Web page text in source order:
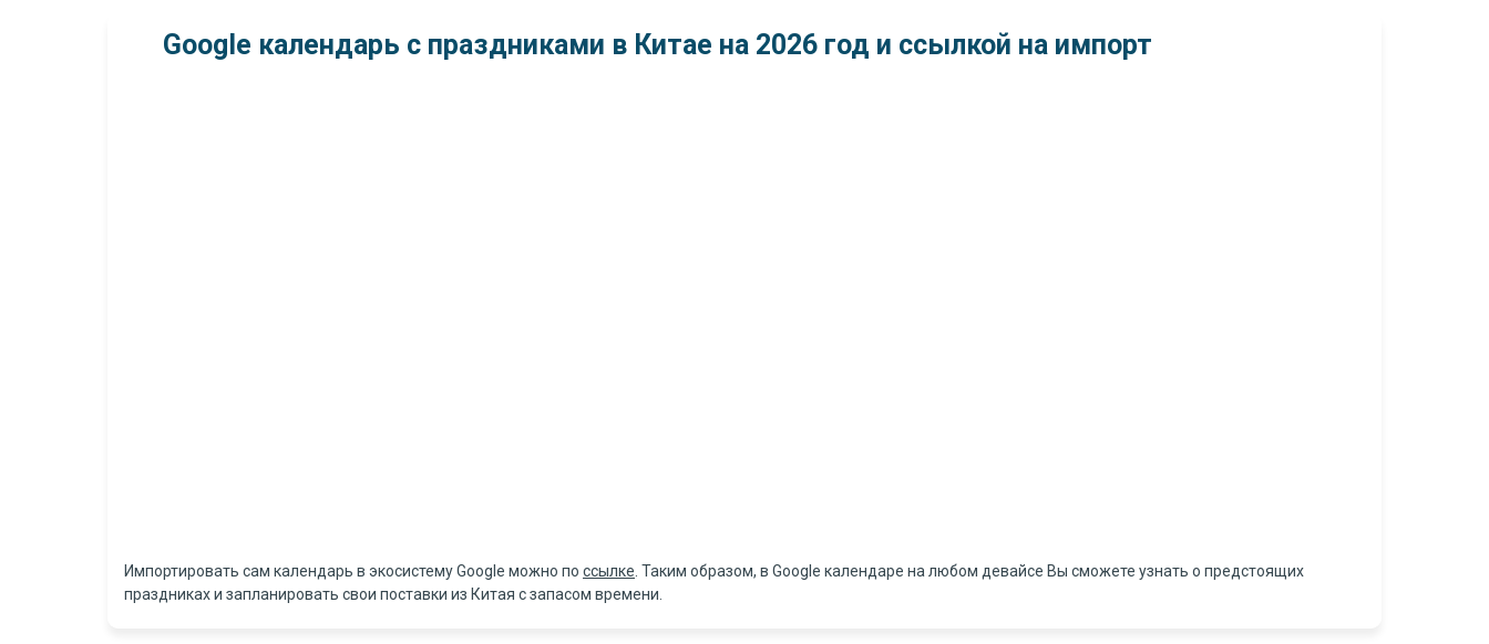
Google календарь с праздниками в Китае на 2026 год и ссылкой на импорт
Импортировать сам календарь в экосистему Google можно по ссылке . Таким образом, в Google календаре на любом девайсе Вы сможете узнать о предстоящих
праздниках и запланировать свои поставки из Китая с запасом времени.